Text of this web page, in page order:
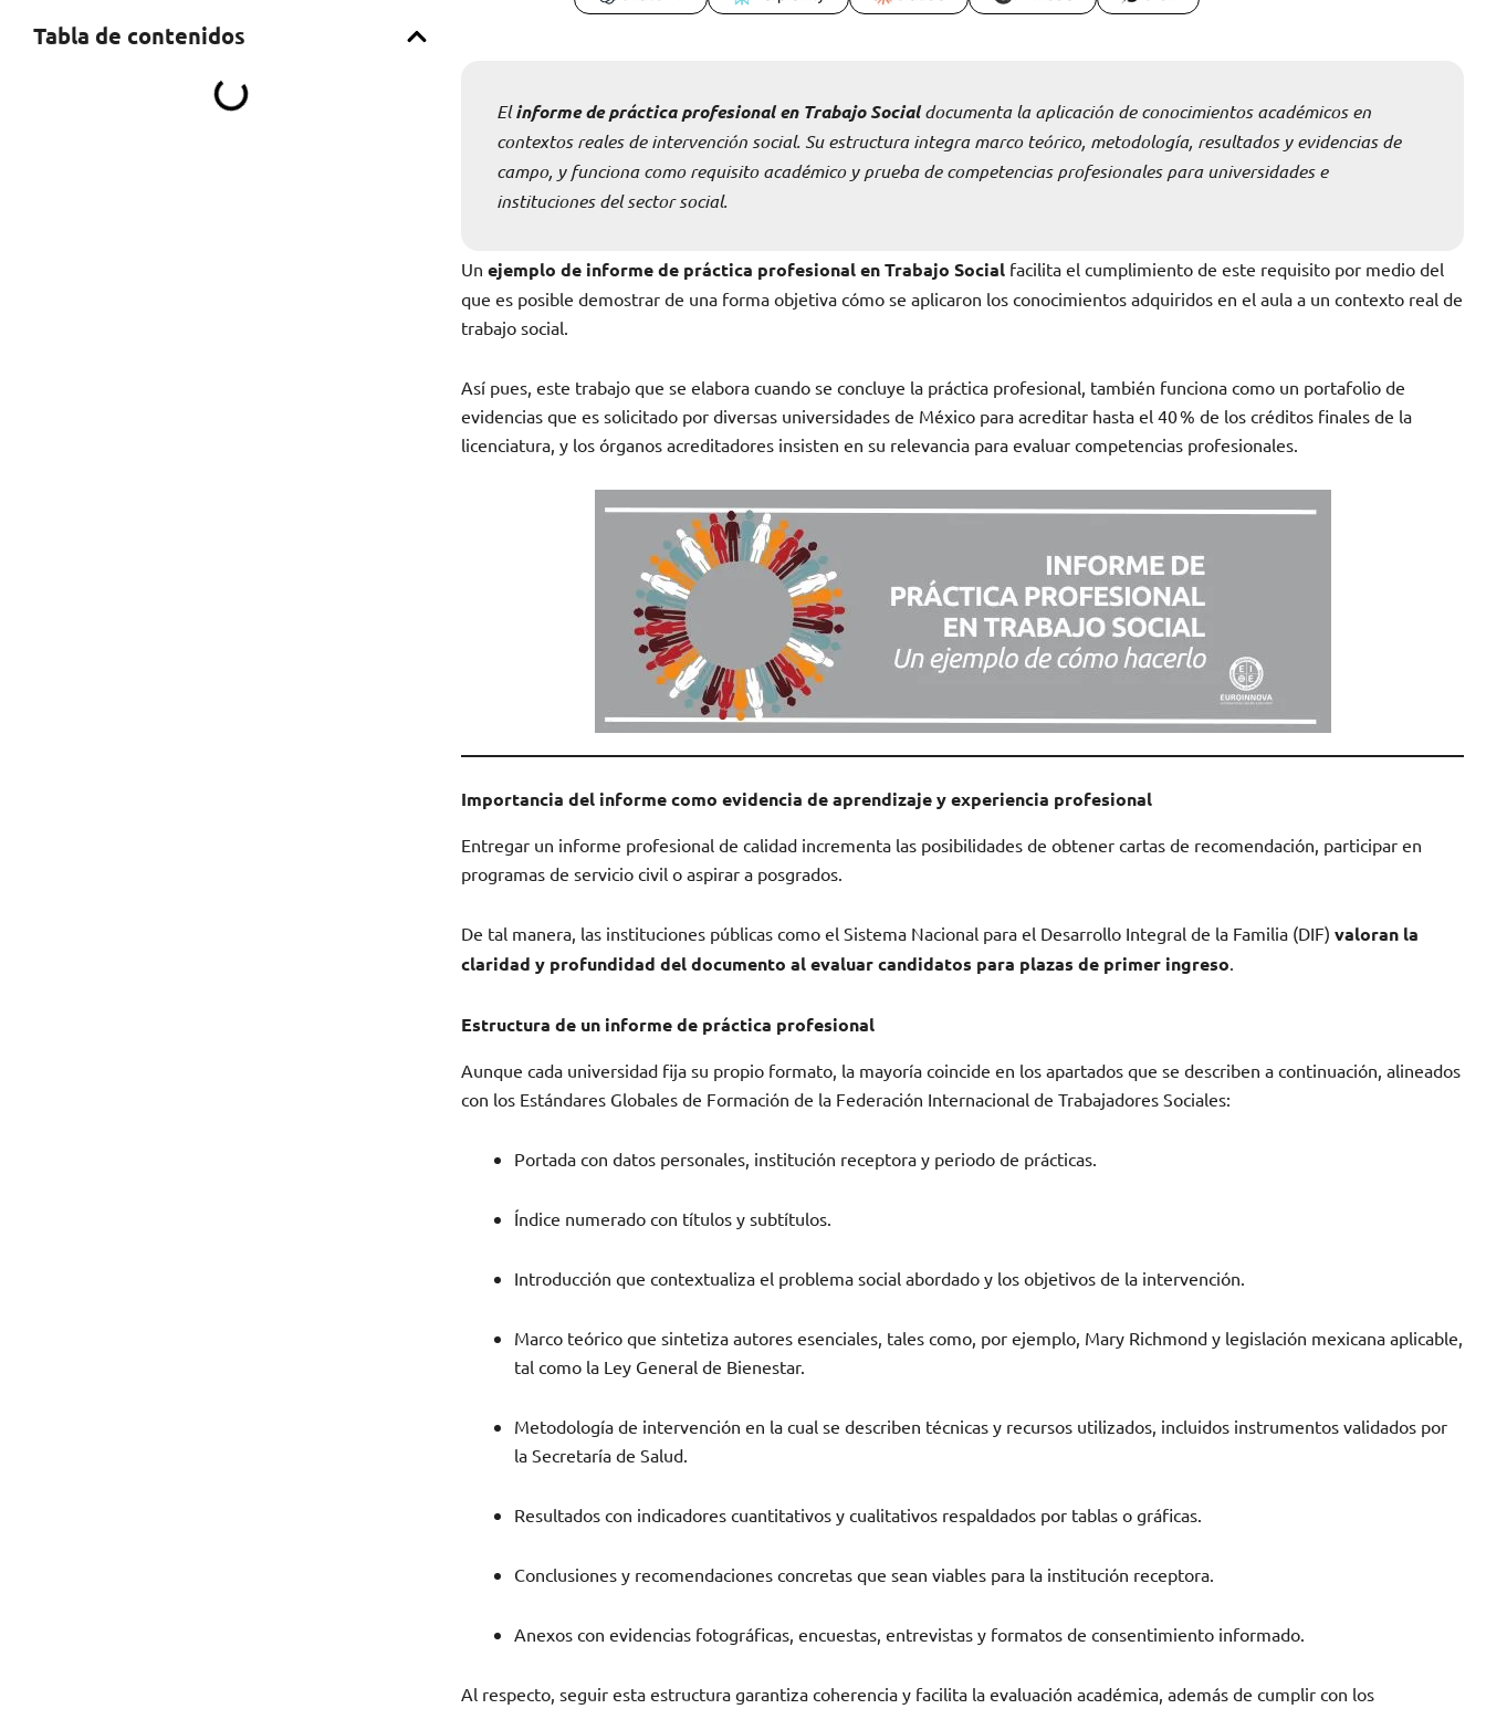
Tabla de contenidos
Elinforme de práctica profesional en Trabajo Socialdocumenta la aplicación de conocimientos académicos en
contextos reales de intervención social. Su estructura integra marco teórico, metodología, resultados y evidencias de
campo, y funciona como requisito académico y prueba de competencias profesionales para universidades e
instituciones del sector social.
Unejemplo de informe de práctica profesional en Trabajo Social facilita el cumplimiento de este requisito por medio del
que es posible demostrar de una forma objetiva cómo se aplicaron los conocimientos adquiridos en el aula a un contexto real de
trabajo social.
Así pues, este trabajo que se elabora cuando se concluye la práctica profesional, también funciona como un portafolio de
evidencias que es solicitado por diversas universidades de México para acreditar hasta el 40 % de los créditos finales de la
licenciatura, y los órganos acreditadores insisten en su relevancia para evaluar competencias profesionales.
Importancia del informe como evidencia de aprendizaje y experiencia profesional
Entregar un informe profesional de calidad incrementa las posibilidades de obtener cartas de recomendación, participar en
programas de servicio civil o aspirar a posgrados.
De tal manera, las instituciones públicas como el Sistema Nacional para el Desarrollo Integral de la Familia (DIF)valoran la
claridad y profundidad del documento al evaluar candidatos para plazas de primer ingreso
Estructura de un informe de práctica profesional
Aunque cada universidad fija su propio formato, la mayoría coincide en los apartados que se describen a continuación, alineados
con los Estándares Globales de Formación de la Federación Internacional de Trabajadores Sociales:
Portada con datos personales, institución receptora y periodo de prácticas.
Índice numerado con títulos y subtítulos.
Introducción que contextualiza el problema social abordado y los objetivos de la intervención.
Marco teórico que sintetiza autores esenciales, tales como, por ejemplo, Mary Richmond y legislación mexicana aplicable,
tal como la Ley General de Bienestar.
Metodología de intervención en la cual se describen técnicas y recursos utilizados, incluidos instrumentos validados por
la Secretaría de Salud.
Resultados con indicadores cuantitativos y cualitativos respaldados por tablas o gráficas.
Conclusiones y recomendaciones concretas que sean viables para la institución receptora.
Anexos con evidencias fotográficas, encuestas, entrevistas y formatos de consentimiento informado.
Al respecto, seguir esta estructura garantiza coherencia y facilita la evaluación académica, además de cumplir con los